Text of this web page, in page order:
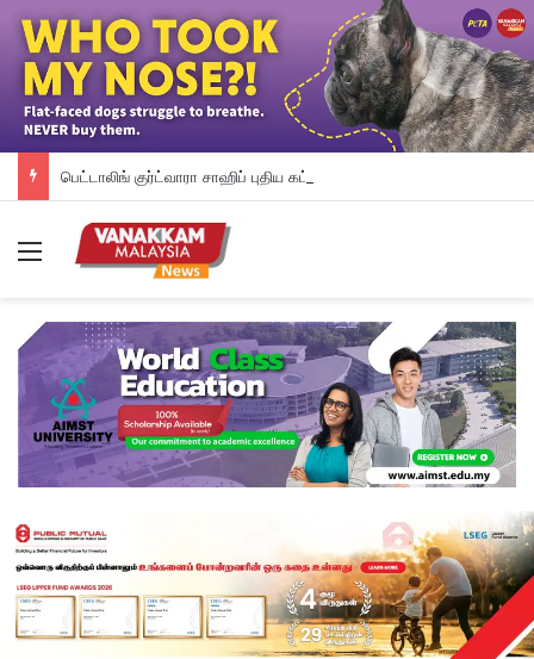
Menu